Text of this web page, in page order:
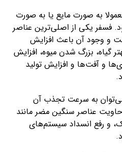
به صورت مایع یا به صورت
فسفر یکی از اصلی‌ترین عناصر
و وجود آن باعث افزایش
گیاه، بزرگ شدن میوه، افزایش
و آفت‌ها و افزایش تولید
به سرعت تجذب آن
عناصر سنگین مضر مانند
و رفع انسداد سیستم‌های